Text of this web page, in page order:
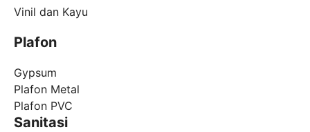
Vinil dan Kayu
Plafon
Gypsum
Plafon Metal
Plafon PVC
Sanitasi